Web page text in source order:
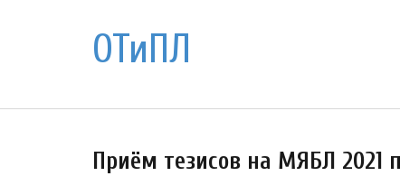
ОТиПЛ
Приём тезисов на МЯБЛ 2021